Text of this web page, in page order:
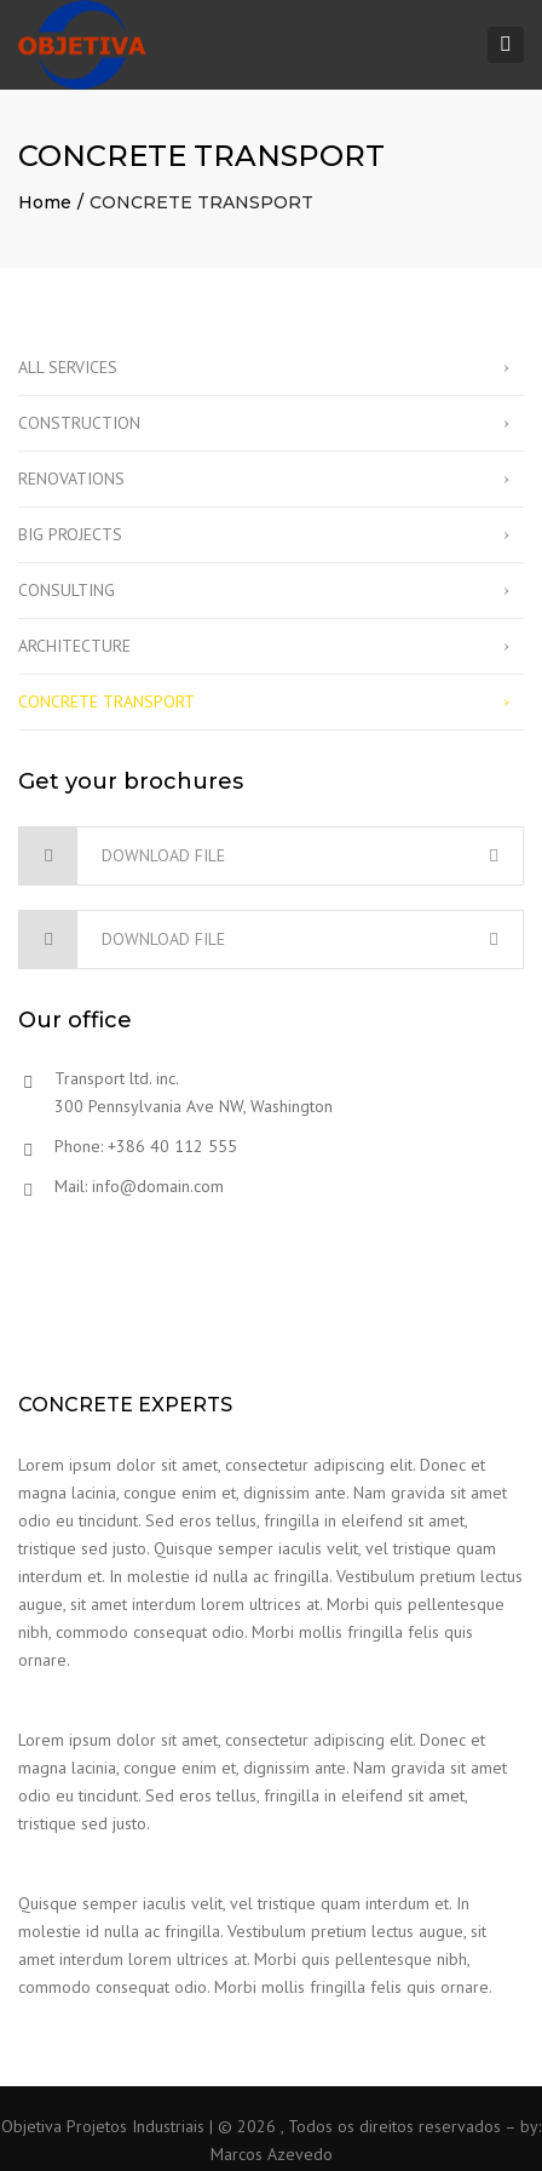
CONCRETE TRANSPORT
Home CONCRETE TRANSPORT
ALL SERVICES
CONSTRUCTION
RENOVATIONS
BIG PROJECTS
CONSULTING
ARCHITECTURE
CONCRETE TRANSPORT
Get your brochures
DOWNLOAD FILE
DOWNLOAD FILE
Our office
Transport ltd. inc.
300 Pennsylvania Ave NW, Washington
Phone: +386 40 112 555
Mail: info@domain.com
CONCRETE EXPERTS
Lorem ipsum dolor sit amet, consectetur adipiscing elit. Donec et
magna lacinia, congue enim et, dignissim ante. Nam gravida sit amet
odio eu tincidunt. Sed eros tellus, fringilla in eleifend sit amet,
tristique sed justo. Quisque semper iaculis velit, vel tristique quam
interdum et. In molestie id nulla ac fringilla. Vestibulum pretium lectus
augue, sit amet interdum lorem ultrices at. Morbi quis pellentesque
nibh, commodo consequat odio. Morbi mollis fringilla felis quis
ornare.
Lorem ipsum dolor sit amet, consectetur adipiscing elit. Donec et
magna lacinia, congue enim et, dignissim ante. Nam gravida sit amet
odio eu tincidunt. Sed eros tellus, fringilla in eleifend sit amet,
tristique sed justo.
Quisque semper iaculis velit, vel tristique quam interdum et. In
molestie id nulla ac fringilla. Vestibulum pretium lectus augue, sit
amet interdum lorem ultrices at. Morbi quis pellentesque nibh,
commodo consequat odio. Morbi mollis fringilla felis quis ornare.
Objetiva Projetos Industriais | © 2026 , Todos os direitos reservados – by:
Marcos Azevedo